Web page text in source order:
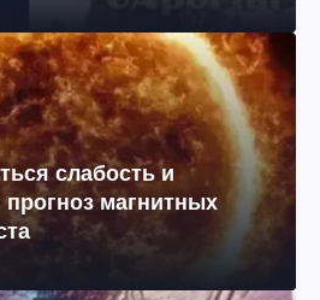
слабость и
магнитных